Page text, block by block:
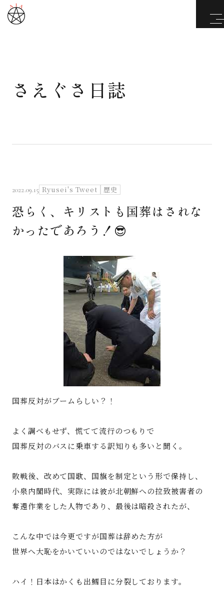
武道と医道
さえぐさ日誌
映像庫
Godo AIAとは
特定商取引法に基づく表記
さえぐさ日誌
2022.09.15 Ryusei's Tweet 歴史
恐らく、キリストも国葬はされな
かったであろう！😎
国葬反対がブームらしい？！
よく調べもせず、慌てて流行のつもりで
国葬反対のバスに乗車する訳知りも多いと聞く。
敗戦後、改めて国歌、国旗を制定という形で保持し、
小泉内閣時代、実際には彼が北朝鮮への拉致被害者の
奪還作業をした人物であり、最後は暗殺されたが、
こんな中では今更ですが国葬は辞めた方が
世界へ大恥をかいていいのではないでしょうか？
ハイ！日本はかくも出鱈目に分裂しております。